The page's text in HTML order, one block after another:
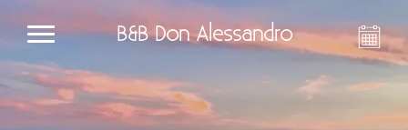
B&B Don Alessandro